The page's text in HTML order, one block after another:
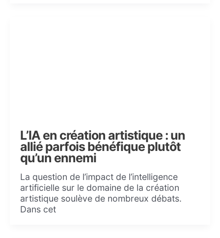
L’IA en création artistique : un
allié parfois bénéfique plutôt
qu’un ennemi
La question de l’impact de l’intelligence
artificielle sur le domaine de la création
artistique soulève de nombreux débats.
Dans cet